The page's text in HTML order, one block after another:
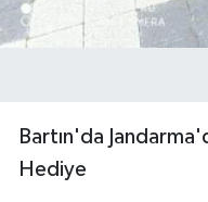
Bartın'da
Hediye